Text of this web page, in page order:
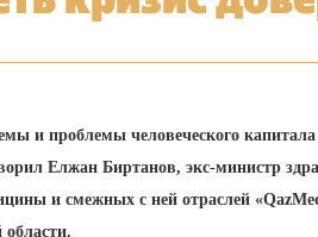
и проблемы человеческого
Елжан Биртанов, экс-министр
и смежных с ней отраслей